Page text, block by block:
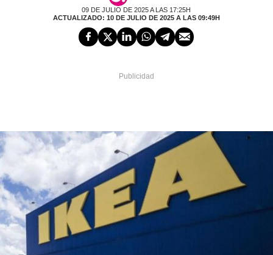
09 DE JULIO DE 2025 A LAS 17:25H
ACTUALIZADO: 10 DE JULIO DE 2025 A LAS 09:49H